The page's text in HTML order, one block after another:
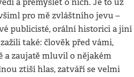
a přemýšlet o nich. Je to už
pro mě zvláštního jevu –
publicisté, orální historici a jiní
také: člověk před vámi,
a zaujatě mluvil o nějakém
ztiší hlas, zatváří se velmi